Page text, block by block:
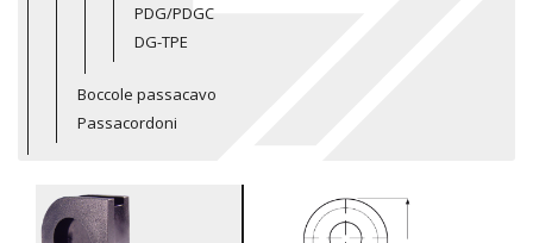
PDG/PDGC
DG-TPE
Boccole passacavo
Passacordoni